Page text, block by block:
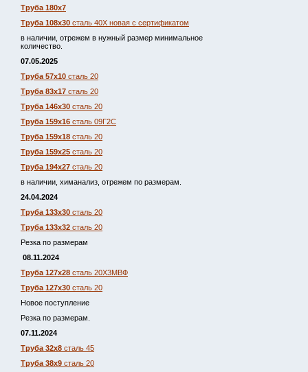
Труба 180х7
Труба 108х30 сталь 40Х новая с сертификатом
в наличии, отрежем в нужный размер минимальное
количество.
07.05.2025
Труба 57х10 сталь 20
Труба 83х17 сталь 20
Труба 146х30 сталь 20
Труба 159х16 сталь 09Г2С
Труба 159х18 сталь 20
Труба 159х25 сталь 20
Труба 194х27 сталь 20
в наличии, химанализ, отрежем по размерам.
24.04.2024
Труба 133х30 сталь 20
Труба 133х32 сталь 20
Резка по размерам
08.11.2024
Труба 127х28 сталь 20Х3МВФ
Труба 127х30 сталь 20
Новое поступление
Резка по размерам.
07.11.2024
Труба 32х8 сталь 45
Труба 38х9 сталь 20